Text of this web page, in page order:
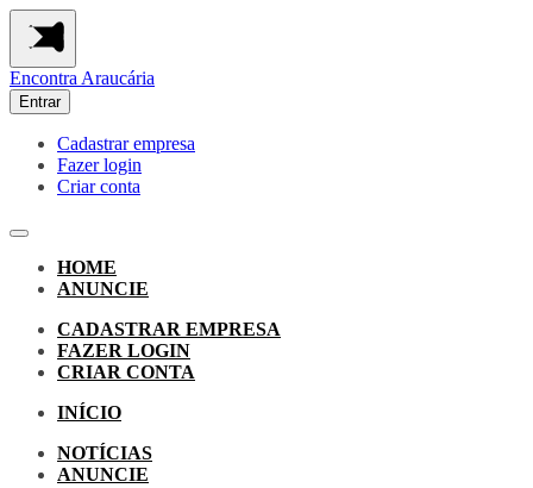
Encontra Araucária
Entrar
Cadastrar empresa
Fazer login
Criar conta
HOME
ANUNCIE
CADASTRAR EMPRESA
FAZER LOGIN
CRIAR CONTA
INÍCIO
NOTÍCIAS
ANUNCIE